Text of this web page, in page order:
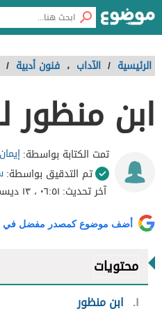
الرئيسية / الآداب ، فنون أدبية /
ابن منظور
تمت الكتابة بواسطة:
تم التدقيق بواسطة:
آخر تحديث: ٠٦:٥١ ، ١٣ ديسمبر ٢٠٢١
أضف موضوع كمصدر مفضل في
محتويات
١
ابن منظور